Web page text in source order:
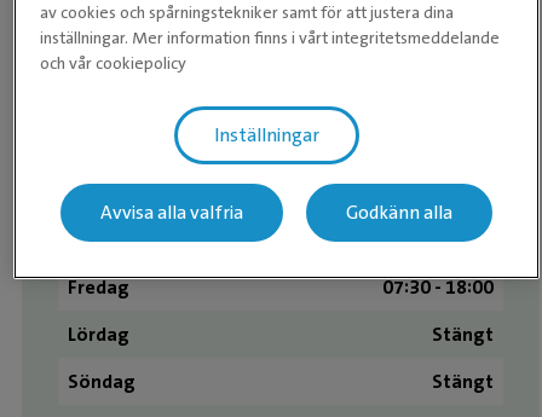
Butiken
Onsdag
07:30 - 18:00
Torsdag
07:30 - 18:00
Fredag
07:30 - 18:00
Lördag
Stängt
Söndag
Stängt
av cookies och spårningstekniker samt för att justera dina
inställningar. Mer information finns i vårt integritetsmeddelande
och vår cookiepolicy
Inställningar
Avvisa alla valfria Godkänn alla